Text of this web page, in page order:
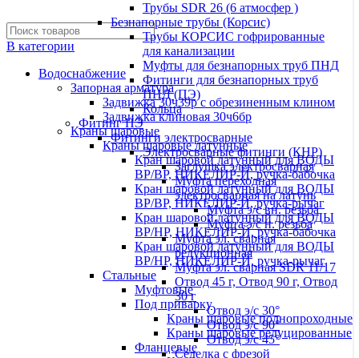
В категории
Водоснабжение
Запорная арматура
Задвижка 30ч39р с обрезиненным клином
Задвижка клиновая 30ч6бр
Краны шаровые
Краны шаровые латунные
Кран шаровой латунный для ВОДЫ
ВР/ВР, НИКЕЛИР-Й, ручка-бабочка
Кран шаровой латунный для ВОДЫ
ВР/ВР, НИКЕЛИР-Й, ручка-рычаг
Кран шаровой латунный для ВОДЫ
ВР/НР, НИКЕЛИР-Й, ручка-бабочка
Кран шаровой латунный для ВОДЫ
ВР/НР, НИКЕЛИР-Й, ручка-рычаг
Стальные
Муфтовые
Под приварку
Краны шаровые полнопроходные
Краны шаровые редуцированные
Фланцевые
Трубы SDR 26 (6 атмосфер )
Безнапорные трубы (Корсис)
Трубы КОРСИС гофрированные
для канализации
Муфты для безнапорных труб ПНД
Фитинги для безнапорных труб
ПНД (ПЭ)
Кольца
Фитинг ПЭ
Фитинги электросварные
Электросварные фитинги (КНР)
Заглушка электросварная
Муфта переходная
электросварная на латунь
Муфта э/с вн. резьба
Муфта э/с н. резьба
Муфта эл. cварная
редукционная
Муфта эл. сварная SDR 11/17
Отвод 45 г, Отвод 90 г, Отвод
30 г
Отвод э/с 30°
Отвод э/с 90°
Отвод э/с 45°
Седелка с фрезой